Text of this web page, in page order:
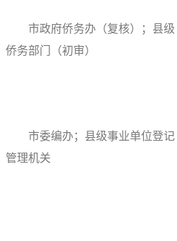
市政府侨务办（复核）；县级
侨务部门（初审）
市委编办；县级事业单位登记
管理机关